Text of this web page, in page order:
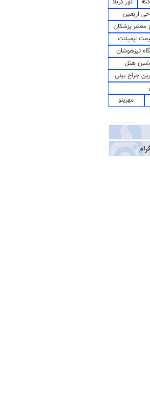
اربعین
پزشکان
ایمپلنت
تیزهوشان
هتل
جراح بینی
مهرینو